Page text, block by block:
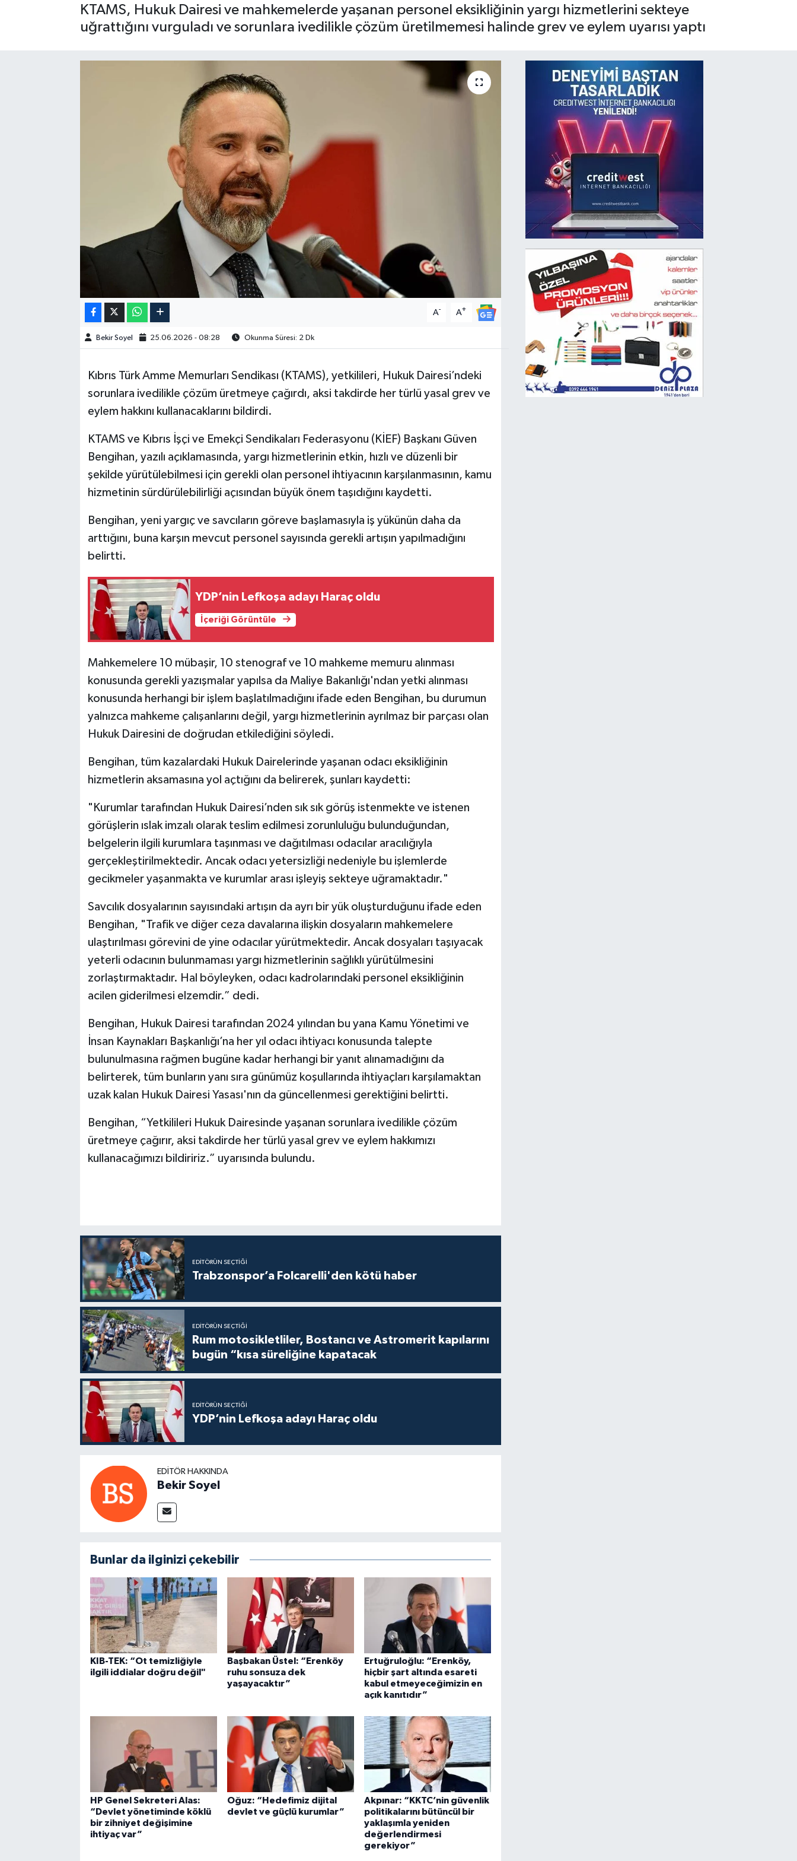
KTAMS, Hukuk Dairesi ve mahkemelerde yaşanan personel eksikliğinin yargı hizmetlerini sekteye
uğrattığını vurguladı ve sorunlara ivedilikle çözüm üretilmemesi halinde grev ve eylem uyarısı yaptı
A- A+
Bekir Soyel 25.06.2026 - 08:28 Okunma Süresi: 2 Dk
Kıbrıs Türk Amme Memurları Sendikası (KTAMS), yetkilileri, Hukuk Dairesi’ndeki
sorunlara ivedilikle çözüm üretmeye çağırdı, aksi takdirde her türlü yasal grev ve
eylem hakkını kullanacaklarını bildirdi.
KTAMS ve Kıbrıs İşçi ve Emekçi Sendikaları Federasyonu (KİEF) Başkanı Güven
Bengihan, yazılı açıklamasında, yargı hizmetlerinin etkin, hızlı ve düzenli bir
şekilde yürütülebilmesi için gerekli olan personel ihtiyacının karşılanmasının, kamu
hizmetinin sürdürülebilirliği açısından büyük önem taşıdığını kaydetti.
Bengihan, yeni yargıç ve savcıların göreve başlamasıyla iş yükünün daha da
arttığını, buna karşın mevcut personel sayısında gerekli artışın yapılmadığını
belirtti.
YDP’nin Lefkoşa adayı Haraç oldu
İçeriği Görüntüle
Mahkemelere 10 mübaşir, 10 stenograf ve 10 mahkeme memuru alınması
konusunda gerekli yazışmalar yapılsa da Maliye Bakanlığı'ndan yetki alınması
konusunda herhangi bir işlem başlatılmadığını ifade eden Bengihan, bu durumun
yalnızca mahkeme çalışanlarını değil, yargı hizmetlerinin ayrılmaz bir parçası olan
Hukuk Dairesini de doğrudan etkilediğini söyledi.
Bengihan, tüm kazalardaki Hukuk Dairelerinde yaşanan odacı eksikliğinin
hizmetlerin aksamasına yol açtığını da belirerek, şunları kaydetti:
"Kurumlar tarafından Hukuk Dairesi’nden sık sık görüş istenmekte ve istenen
görüşlerin ıslak imzalı olarak teslim edilmesi zorunluluğu bulunduğundan,
belgelerin ilgili kurumlara taşınması ve dağıtılması odacılar aracılığıyla
gerçekleştirilmektedir. Ancak odacı yetersizliği nedeniyle bu işlemlerde
gecikmeler yaşanmakta ve kurumlar arası işleyiş sekteye uğramaktadır."
Savcılık dosyalarının sayısındaki artışın da ayrı bir yük oluşturduğunu ifade eden
Bengihan, "Trafik ve diğer ceza davalarına ilişkin dosyaların mahkemelere
ulaştırılması görevini de yine odacılar yürütmektedir. Ancak dosyaları taşıyacak
yeterli odacının bulunmaması yargı hizmetlerinin sağlıklı yürütülmesini
zorlaştırmaktadır. Hal böyleyken, odacı kadrolarındaki personel eksikliğinin
acilen giderilmesi elzemdir.” dedi.
Bengihan, Hukuk Dairesi tarafından 2024 yılından bu yana Kamu Yönetimi ve
İnsan Kaynakları Başkanlığı’na her yıl odacı ihtiyacı konusunda talepte
bulunulmasına rağmen bugüne kadar herhangi bir yanıt alınamadığını da
belirterek, tüm bunların yanı sıra günümüz koşullarında ihtiyaçları karşılamaktan
uzak kalan Hukuk Dairesi Yasası'nın da güncellenmesi gerektiğini belirtti.
Bengihan, “Yetkilileri Hukuk Dairesinde yaşanan sorunlara ivedilikle çözüm
üretmeye çağırır, aksi takdirde her türlü yasal grev ve eylem hakkımızı
kullanacağımızı bildiririz.” uyarısında bulundu.
EDITÖRÜN SEÇTIĞI
Trabzonspor’a Folcarelli'den kötü haber
EDITÖRÜN SEÇTIĞI
Rum motosikletliler, Bostancı ve Astromerit kapılarını
bugün “kısa süreliğine kapatacak
EDITÖRÜN SEÇTIĞI
YDP’nin Lefkoşa adayı Haraç oldu
EDITÖR HAKKINDA
Bekir Soyel
Bunlar da ilginizi çekebilir
KIB-TEK: “Ot temizliğiyle
ilgili iddialar doğru değil"
Başbakan Üstel: “Erenköy
ruhu sonsuza dek
yaşayacaktır”
Ertuğruloğlu: “Erenköy,
hiçbir şart altında esareti
kabul etmeyeceğimizin en
açık kanıtıdır”
HP Genel Sekreteri Alas:
“Devlet yönetiminde köklü
bir zihniyet değişimine
ihtiyaç var”
Oğuz: “Hedefimiz dijital
devlet ve güçlü kurumlar”
Akpınar: “KKTC’nin güvenlik
politikalarını bütüncül bir
yaklaşımla yeniden
değerlendirmesi
gerekiyor”